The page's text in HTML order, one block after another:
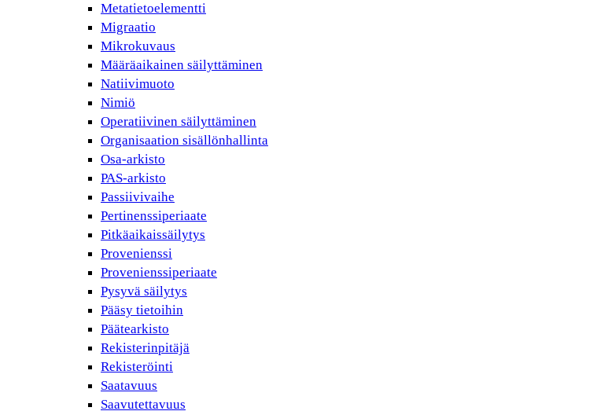
Metatietoelementti
Migraatio
Mikrokuvaus
Määräaikainen säilyttäminen
Natiivimuoto
Nimiö
Operatiivinen säilyttäminen
Organisaation sisällönhallinta
Osa-arkisto
PAS-arkisto
Passiivivaihe
Pertinenssiperiaate
Pitkäaikaissäilytys
Provenienssi
Provenienssiperiaate
Pysyvä säilytys
Pääsy tietoihin
Päätearkisto
Rekisterinpitäjä
Rekisteröinti
Saatavuus
Saavutettavuus